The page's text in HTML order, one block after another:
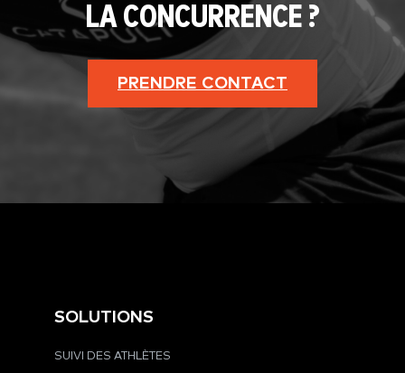
LA CONCURRENCE ?
PRENDRE CONTACT
SOLUTIONS
SUIVI DES ATHLÈTES